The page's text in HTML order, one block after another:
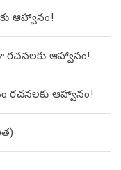
ఆహ్వానం!
ఆహ్వానం!
రచనలకు ఆహ్వానం!